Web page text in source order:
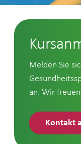
Melden Sie
an. Wir
Kontakt